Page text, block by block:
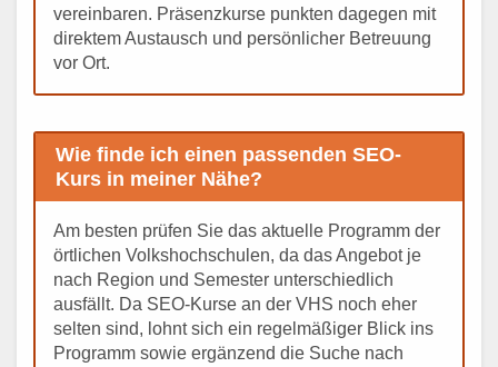
vereinbaren. Präsenzkurse punkten dagegen mit
direktem Austausch und persönlicher Betreuung
vor Ort.
Wie finde ich einen passenden SEO-
Kurs in meiner Nähe?
Am besten prüfen Sie das aktuelle Programm der
örtlichen Volkshochschulen, da das Angebot je
nach Region und Semester unterschiedlich
ausfällt. Da SEO-Kurse an der VHS noch eher
selten sind, lohnt sich ein regelmäßiger Blick ins
Programm sowie ergänzend die Suche nach